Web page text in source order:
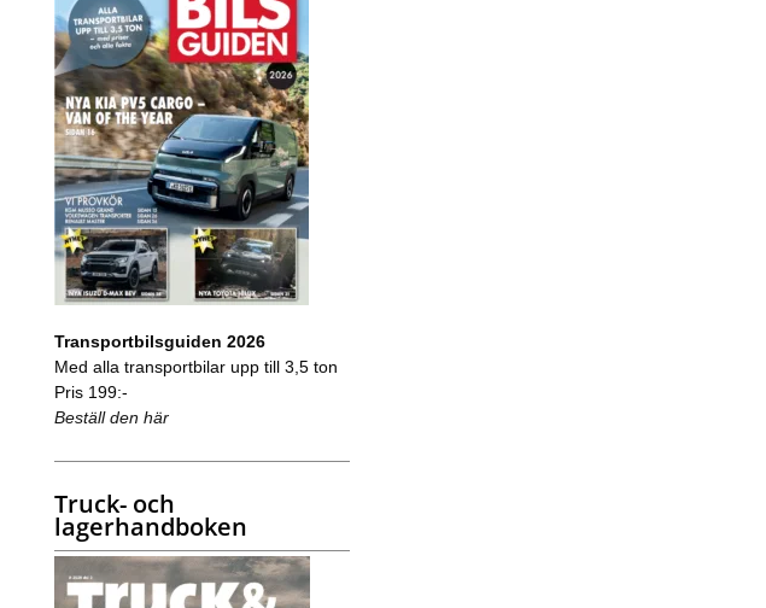
Transportbilsguiden 2026
Med alla transportbilar upp till 3,5 ton
Pris 199:-
Beställ den här
Truck- och
lagerhandboken